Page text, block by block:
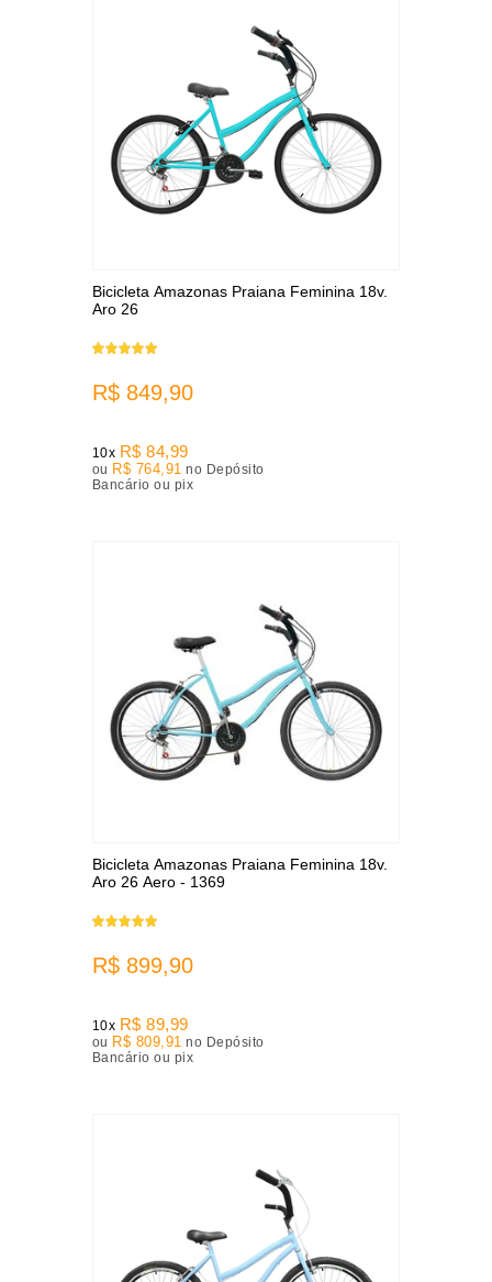
Bicicleta Amazonas Praiana Feminina 18v.
Aro 26
R$ 849,90
10x R$ 84,99
ou R$ 764,91 no Depósito
Bancário ou pix
Bicicleta Amazonas Praiana Feminina 18v.
Aro 26 Aero - 1369
R$ 899,90
10x R$ 89,99
ou R$ 809,91 no Depósito
Bancário ou pix